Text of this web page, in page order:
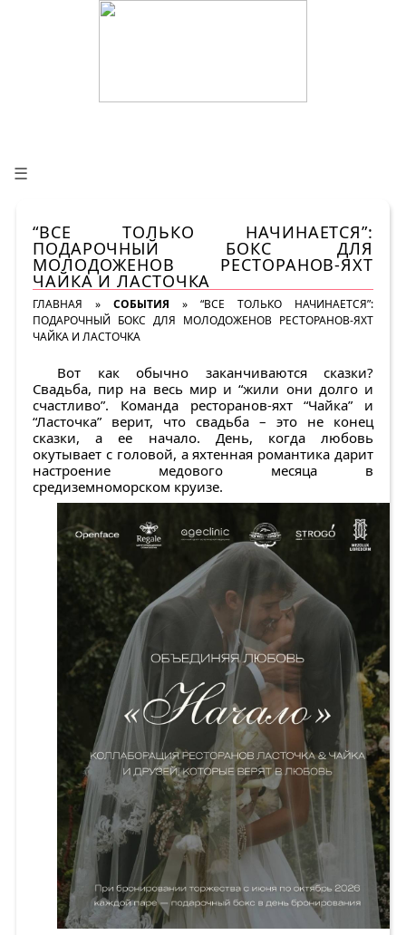
☰
“ВСЕ ТОЛЬКО НАЧИНАЕТСЯ”:
ПОДАРОЧНЫЙ БОКС ДЛЯ
МОЛОДОЖЕНОВ РЕСТОРАНОВ-ЯХТ
ЧАЙКА И ЛАСТОЧКА
ГЛАВНАЯ » СОБЫТИЯ » “ВСЕ ТОЛЬКО НАЧИНАЕТСЯ”:
ПОДАРОЧНЫЙ БОКС ДЛЯ МОЛОДОЖЕНОВ РЕСТОРАНОВ-ЯХТ
ЧАЙКА И ЛАСТОЧКА
Вот как обычно заканчиваются сказки?
Свадьба, пир на весь мир и “жили они долго и
счастливо”. Команда ресторанов-яхт “Чайка” и
“Ласточка” верит, что свадьба – это не конец
сказки, а ее начало. День, когда любовь
окутывает с головой, а яхтенная романтика дарит
настроение медового месяца в
средиземноморском круизе.